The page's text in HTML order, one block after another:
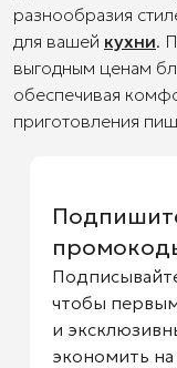
разнообразия
для вашей кухни.
выгодным ценам
обеспечивая
приготовления
чтобы
и
экономить на